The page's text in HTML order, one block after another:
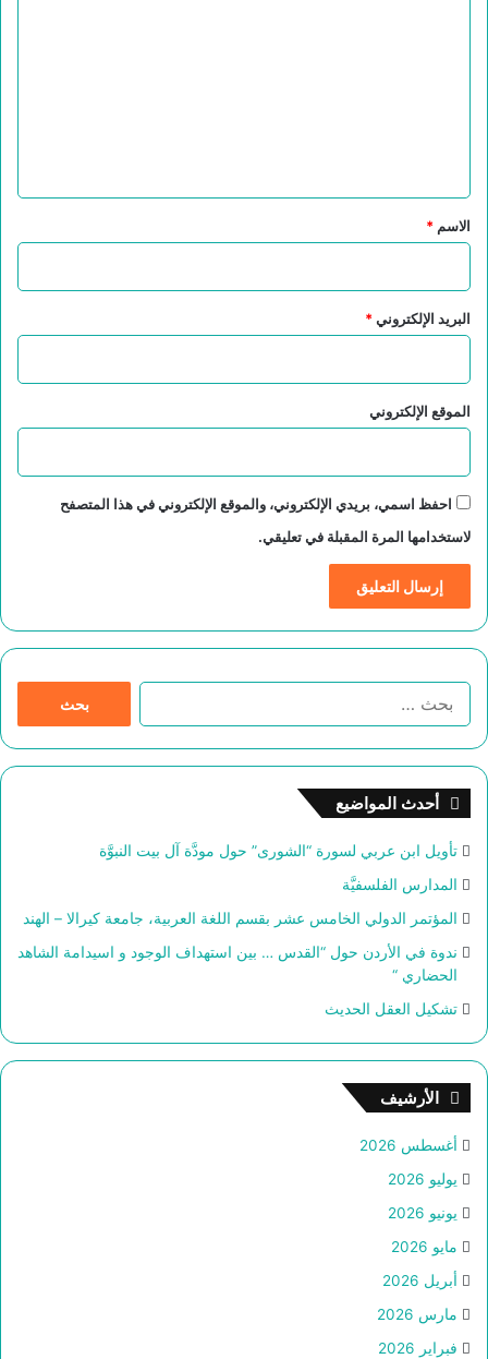
*
الاسم *
البريد الإلكتروني*
الموقع الإلكتروني
احفظ اسمي، بريدي الإلكتروني، والموقع الإلكتروني في هذا المتصفح
لاستخدامها المرة المقبلة في تعليقي.
ح
:
أحدث المواضيع
تأويل ابن عربي لسورة “الشورى” حول مودَّة آل بيت النبوَّة
المدارس الفلسفيَّة
المؤتمر الدولي الخامس عشر بقسم اللغة العربية، جامعة كيرالا – الهند
ندوة في الأردن حول “القدس … بين استهداف الوجود و اسيدامة الشاهد
الحضاري “
تشكيل العقل الحديث
الأرشيف
أغسطس 2026
يوليو 2026
يونيو 2026
مايو 2026
أبريل 2026
مارس 2026
فبراير 2026